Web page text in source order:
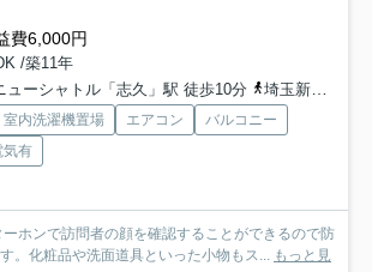
費6,000円
/築11年
ューシャトル「志久」駅 徒歩10分
埼玉新都市交通ニューシャトル「伊奈中央」駅 徒歩19分
室内洗濯機置場 エアコン
バルコニー
気有
ホンで訪問者の顔を確認することができるので防
。化粧品や洗面道具といった小物もス... もっと見